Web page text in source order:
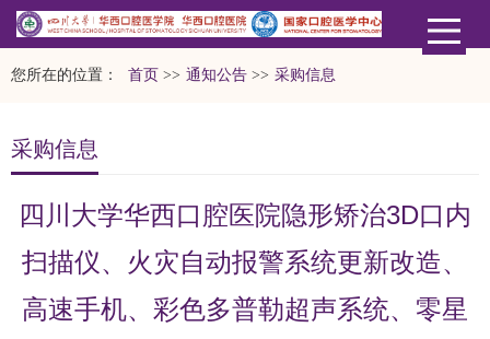
您所在的位置： 首页 >> 通知公告 >> 采购信息
采购信息
四川大学华西口腔医院隐形矫治3D口内
扫描仪、火灾自动报警系统更新改造、
高速手机、彩色多普勒超声系统、零星